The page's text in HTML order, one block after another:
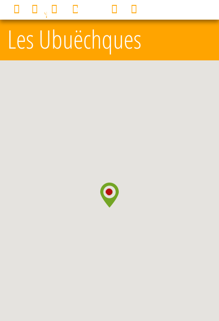
Les Ubuëchques
MENU 0
Panneau de gestion des cookies